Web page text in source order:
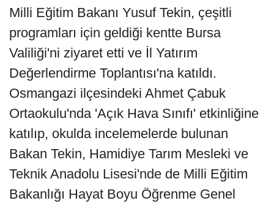
Milli Eğitim Bakanı Yusuf Tekin, çeşitli
programları için geldiği kentte Bursa
Valiliği'ni ziyaret etti ve İl Yatırım
Değerlendirme Toplantısı'na katıldı.
Osmangazi ilçesindeki Ahmet Çabuk
Ortaokulu'nda 'Açık Hava Sınıfı' etkinliğine
katılıp, okulda incelemelerde bulunan
Bakan Tekin, Hamidiye Tarım Mesleki ve
Teknik Anadolu Lisesi'nde de Milli Eğitim
Bakanlığı Hayat Boyu Öğrenme Genel